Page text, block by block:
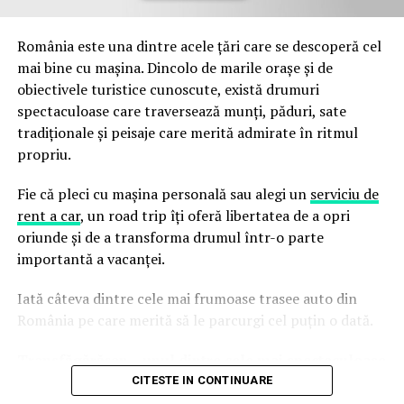
În primul rând, opompă de căldurănu creează căldură.
Aceasta redistribuie căldura din aer sau din pământ
folosind un agent frigorific care circulă între
ventiloconvectorul din interior și compresorul din
exterior pentru a transfera căldura.
căldura din interiorul casei și o elimină în exterior. În
modul de încălzire, pompa de căldură absoarbe căldură
din pământ sau aerul din exterior, chiar dacă aerul e
rece, și o elimină în interior.
Câte tipuri de pompe de căldură există?
transferă căldură între aerul din interior și aerul din
România este una dintre acele țări care se descoperă cel
mai bine cu mașina. Dincolo de marile orașe și de
obiectivele turistice cunoscute, există drumuri
spectaculoase care traversează munți, păduri, sate
tradiționale și peisaje care merită admirate în ritmul
propriu.
Fie că pleci cu mașina personală sau alegi un serviciu de
rent a car, un road trip îți oferă libertatea de a opri
oriunde și de a transforma drumul într-o parte
importantă a vacanței.
Iată câteva dintre cele mai frumoase trasee auto din
România pe care merită să le parcurgi cel puțin o dată.
drumuri din EuropaCITESTE IN CONTINUARE